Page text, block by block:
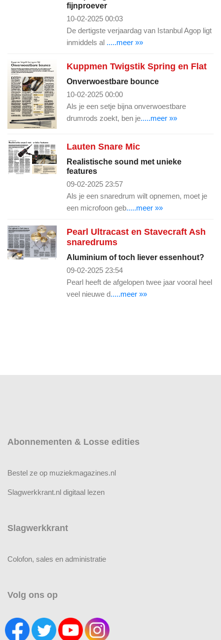
fijnproever
10-02-2025 00:03
De dertigste verjaardag van Istanbul Agop ligt
inmiddels al .....meer »»
Kuppmen Twigstik Spring en Flat
Onverwoestbare bounce
10-02-2025 00:00
Als je een setje bijna onverwoestbare
drumrods zoekt, ben je.....meer »»
Lauten Snare Mic
Realistische sound met unieke
features
09-02-2025 23:57
Als je een snaredrum wilt opnemen, moet je
een microfoon geb.....meer »»
Pearl Ultracast en Stavecraft Ash
snaredrums
Aluminium of toch liever essenhout?
09-02-2025 23:54
Pearl heeft de afgelopen twee jaar vooral heel
veel nieuwe d.....meer »»
Abonnementen & Losse edities
Bestel ze op muziekmagazines.nl
Slagwerkkrant.nl digitaal lezen
Slagwerkkrant
Colofon, sales en administratie
Volg ons op